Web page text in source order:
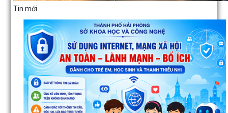
Tin mới